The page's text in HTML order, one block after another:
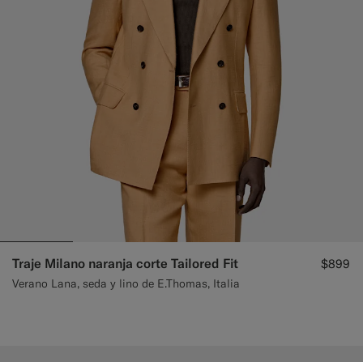
Traje Milano naranja corte Tailored Fit
Verano Lana, seda y lino de E.Thomas, Italia
$899